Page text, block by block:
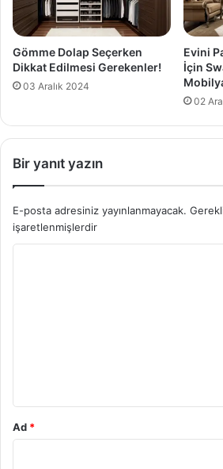
Gömme Dolap Seçerken
Dikkat Edilmesi Gerekenler!
03 Aralık 2024
Evini
İçin
02
Bir yanıt yazın
E-posta adresiniz yayınlanmayacak.
işaretlenmişlerdir
Ad *